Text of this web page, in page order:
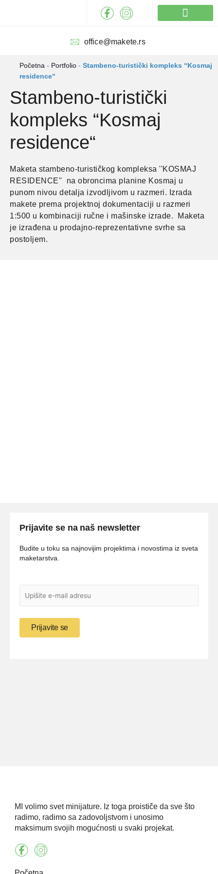
office@makete.rs
Početna - Portfolio - Stambeno-turistički kompleks “Kosmaj
residence“
Stambeno-turistički
kompleks “Kosmaj
residence“
Maketa stambeno-turističkog kompleksa ''KOSMAJ
RESIDENCE'' na obroncima planine Kosmaj u
punom nivou detalja izvodljivom u razmeri. Izrada
makete prema projektnoj dokumentaciji u razmeri
1:500 u kombinaciji ručne i mašinske izrade. Maketa
je izrađena u prodajno-reprezentativne svrhe sa
postoljem.
Prijavite se na naš newsletter
Budite u toku sa najnovijim projektima i novostima iz sveta
maketarstva.
MI volimo svet minijature. Iz toga proističe da sve što
radimo, radimo sa zadovoljstvom i unosimo
maksimum svojih mogućnosti u svaki projekat.